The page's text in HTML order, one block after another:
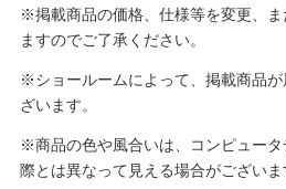
※掲載商品の価格、仕様等を変更、
ますのでご了承ください。
※ショールームによって、掲載商品
ざいます。
※商品の色や風合いは、コンピュー
際とは異なって見える場合がございま